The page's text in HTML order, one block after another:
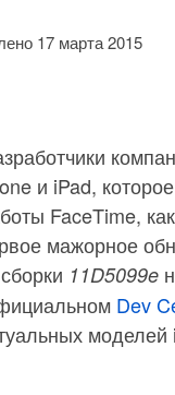
17 марта 2015
и iPad,
FaceTime,
мажорное
11D5099e
Dev